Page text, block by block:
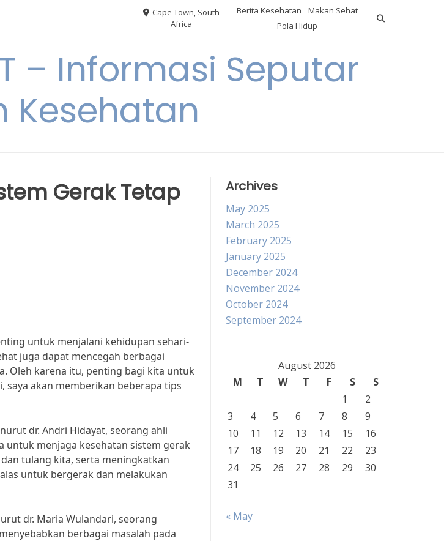
Cape Town, South
Africa
Berita Kesehatan
Makan Sehat
Pola Hidup
– Informasi Seputar
Kesehatan
Gerak Tetap
untuk menjalani kehidupan sehari-
juga dapat mencegah berbagai
Oleh karena itu, penting bagi kita untuk
saya akan memberikan beberapa tips
dr. Andri Hidayat, seorang ahli
untuk menjaga kesehatan sistem gerak
tulang kita, serta meningkatkan
untuk bergerak dan melakukan
dr. Maria Wulandari, seorang
berbagai masalah pada
Archives
May 2025
March 2025
February 2025
January 2025
December 2024
November 2024
October 2024
September 2024
August 2026
M
T W T F S
S
1
2
3
4 5 6 7 8
9
10
11 12 13 14 15
16
17
18 19 20 21 22
23
24
25 26 27 28 29
30
31
« May